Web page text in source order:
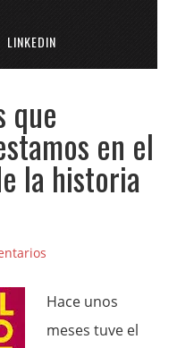
LINKEDIN
que
en el
la historia
Hace unos
meses tuve el